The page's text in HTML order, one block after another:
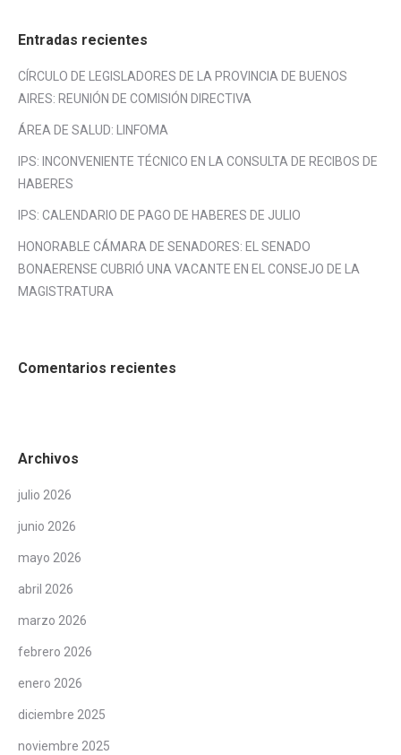
Entradas recientes
CÍRCULO DE LEGISLADORES DE LA PROVINCIA DE BUENOS
AIRES: REUNIÓN DE COMISIÓN DIRECTIVA
ÁREA DE SALUD: LINFOMA
IPS: INCONVENIENTE TÉCNICO EN LA CONSULTA DE RECIBOS DE
HABERES
IPS: CALENDARIO DE PAGO DE HABERES DE JULIO
HONORABLE CÁMARA DE SENADORES: EL SENADO
BONAERENSE CUBRIÓ UNA VACANTE EN EL CONSEJO DE LA
MAGISTRATURA
Comentarios recientes
Archivos
julio 2026
junio 2026
mayo 2026
abril 2026
marzo 2026
febrero 2026
enero 2026
diciembre 2025
noviembre 2025